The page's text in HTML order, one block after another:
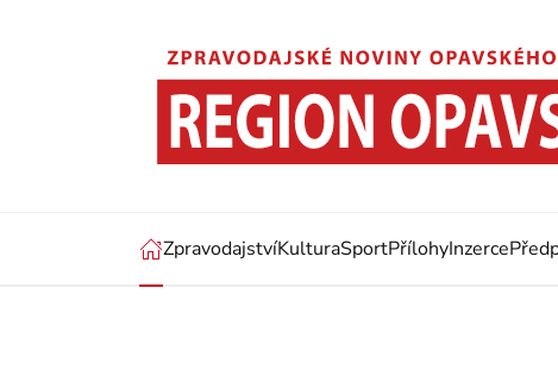
ZpravodajstvíKulturaSportPřílohyInzerce